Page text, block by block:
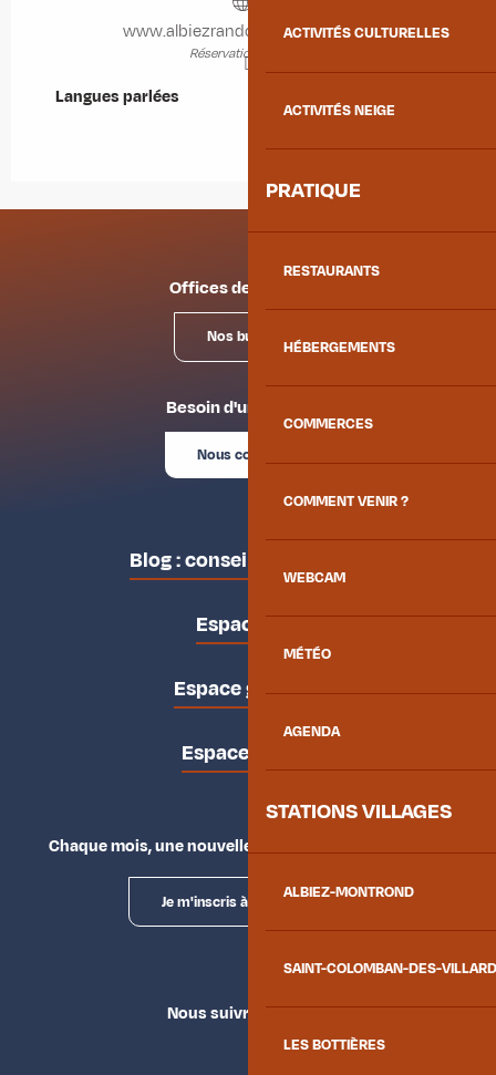
ACTIVITÉS CULTURELLES
ACTIVITÉS NEIGE
PRATIQUE
RESTAURANTS
HÉBERGEMENTS
COMMERCES
COMMENT VENIR ?
WEBCAM
MÉTÉO
AGENDA
STATIONS VILLAGES
ALBIEZ-MONTROND
SAINT-COLOMBAN-DES-
LES BOTTIÈRES
www.albiezrandopatrimoine.com
Réservation en ligne
Langues parlées
Langues parlées
Offices de tourisme
Nos bureaux
Besoin d'un conseil ?
Nous contacter
Blog : conseils des locaux
Espace pro
Espace groupes
Espace presse
Chaque mois, une nouvelle façon d'explorer la vallée.
Je m'inscris à la newsletter
Nous suivre